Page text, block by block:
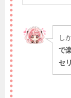
し
で
セ